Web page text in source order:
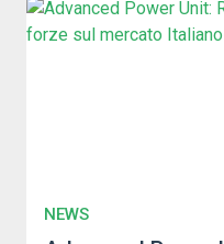
NEWS